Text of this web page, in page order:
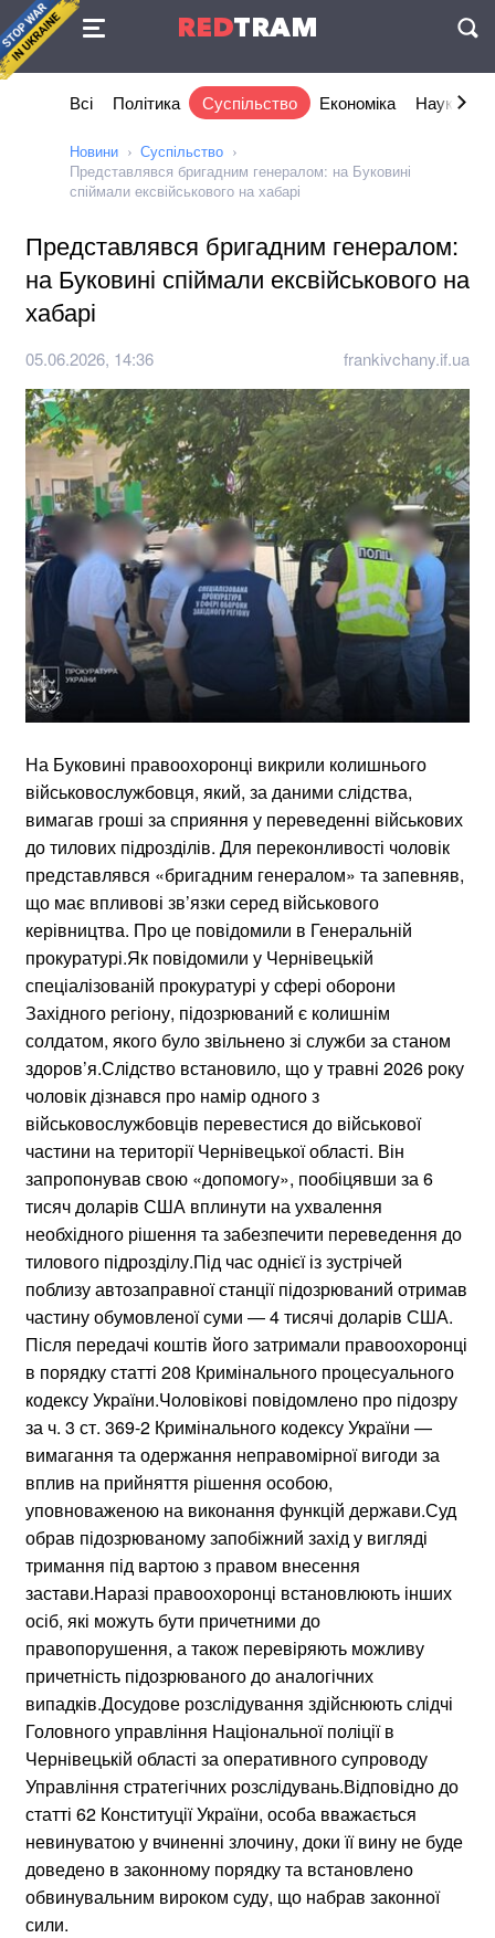
REDTRAM
Угода
Всі Політика Суспільство Економіка Наука та
Новини
Суспільство
Представлявся бригадним генералом: на Буковині
спіймали ексвійськового на хабарі
Представлявся бригадним генералом:
на Буковині спіймали ексвійськового на
хабарі
05.06.2026, 14:36 frankivchany.if.ua
На Буковині правоохоронці викрили колишнього
військовослужбовця, який, за даними слідства,
вимагав гроші за сприяння у переведенні військових
до тилових підрозділів. Для переконливості чоловік
представлявся «бригадним генералом» та запевняв,
що має впливові зв’язки серед військового
керівництва. Про це повідомили в Генеральній
прокуратурі.Як повідомили у Чернівецькій
спеціалізованій прокуратурі у сфері оборони
Західного регіону, підозрюваний є колишнім
солдатом, якого було звільнено зі служби за станом
здоров’я.Слідство встановило, що у травні 2026 року
чоловік дізнався про намір одного з
військовослужбовців перевестися до військової
частини на території Чернівецької області. Він
запропонував свою «допомогу», пообіцявши за 6
тисяч доларів США вплинути на ухвалення
необхідного рішення та забезпечити переведення до
тилового підрозділу.Під час однієї із зустрічей
поблизу автозаправної станції підозрюваний отримав
частину обумовленої суми — 4 тисячі доларів США.
Після передачі коштів його затримали правоохоронці
в порядку статті 208 Кримінального процесуального
кодексу України.Чоловікові повідомлено про підозру
за ч. 3 ст. 369-2 Кримінального кодексу України —
вимагання та одержання неправомірної вигоди за
вплив на прийняття рішення особою,
уповноваженою на виконання функцій держави.Суд
обрав підозрюваному запобіжний захід у вигляді
тримання під вартою з правом внесення
застави.Наразі правоохоронці встановлюють інших
осіб, які можуть бути причетними до
правопорушення, а також перевіряють можливу
причетність підозрюваного до аналогічних
випадків.Досудове розслідування здійснюють слідчі
Головного управління Національної поліції в
Чернівецькій області за оперативного супроводу
Управління стратегічних розслідувань.Відповідно до
статті 62 Конституції України, особа вважається
невинуватою у вчиненні злочину, доки її вину не буде
доведено в законному порядку та встановлено
обвинувальним вироком суду, що набрав законної
сили.